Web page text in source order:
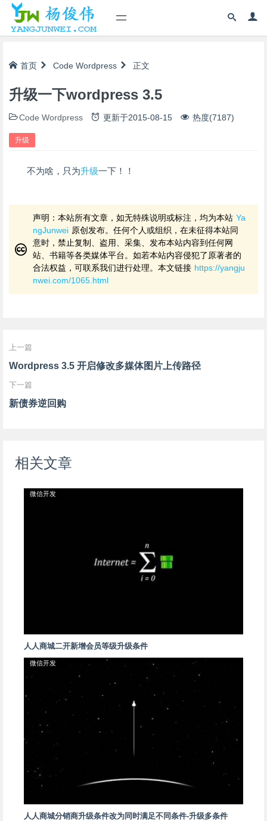
首页 Code Wordpress 正文
升级一下wordpress 3.5
Code Wordpress 更新于2015-08-15 热度(7187)
升级
不为啥，只为升级一下！！
声明：本站所有文章，如无特殊说明或标注，均为本站 Ya
ngJunwei 原创发布。任何个人或组织，在未征得本站同
意时，禁止复制、盗用、采集、发布本站内容到任何网
站、书籍等各类媒体平台。如若本站内容侵犯了原著者的
合法权益，可联系我们进行处理。本文链接 https://yangju
nwei.com/1065.html
上一篇
Wordpress 3.5 开启修改多媒体图片上传路径
下一篇
新债券逆回购
相关文章
微信开发
人人商城二开新增会员等级升级条件
微信开发
人人商城分销商升级条件改为同时满足不同条件-升级多条件